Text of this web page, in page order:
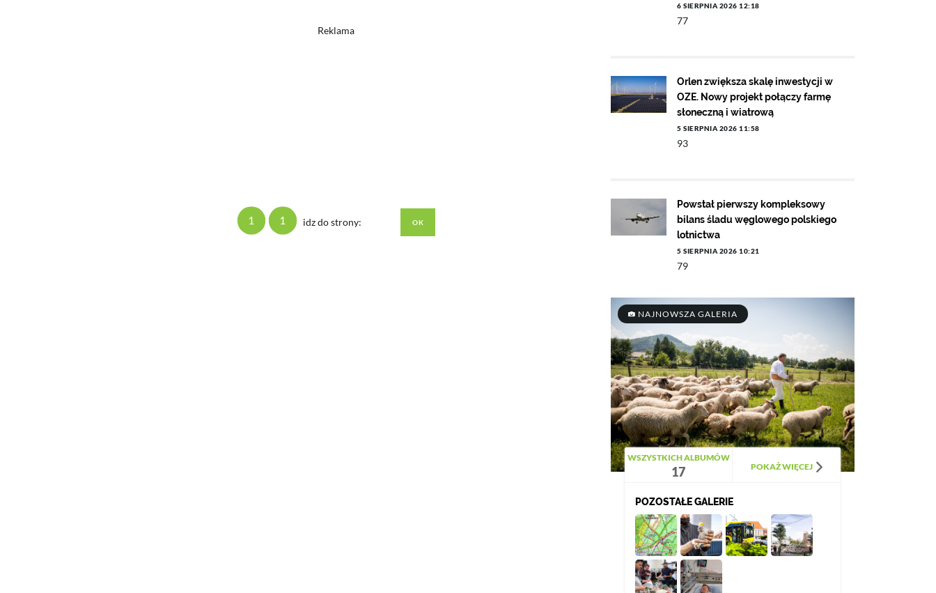
Reklama
1 1 idz do strony:
6 SIERPNIA 2026 12:18
77
Orlen zwiększa skalę inwestycji w
OZE. Nowy projekt połączy farmę
słoneczną i wiatrową
5 SIERPNIA 2026 11:58
93
Powstał pierwszy kompleksowy
bilans śladu węglowego polskiego
lotnictwa
5 SIERPNIA 2026 10:21
79
NAJNOWSZA GALERIA
WSZYSTKICH ALBUMÓW
17 POKAŻ WIĘCEJ
POZOSTAŁE GALERIE